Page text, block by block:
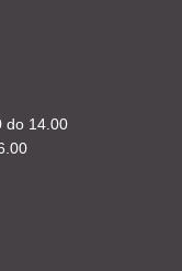
do 14.00